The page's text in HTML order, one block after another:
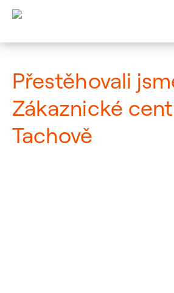
Přestěhovali
Zákaznické
Tachově
: Přestěhovali jsme Zákaznické